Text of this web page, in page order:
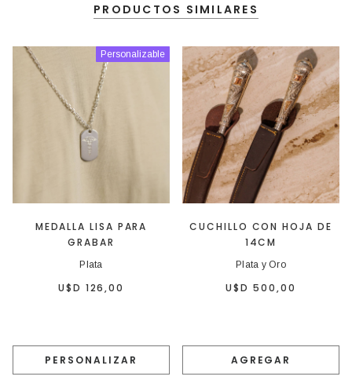
PRODUCTOS SIMILARES
Personalizable
MEDALLA LISA PARA
GRABAR
Plata
U$D 126,00
PERSONALIZAR
CUCHILLO CON HOJA DE
14CM
Plata y Oro
U$D 500,00
AGREGAR